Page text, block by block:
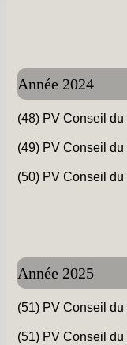
Année 2024
(48) PV Conseil
(49) PV Conseil
(50) PV Conseil
Année 2025
(51) PV Conseil
(51) PV Conseil